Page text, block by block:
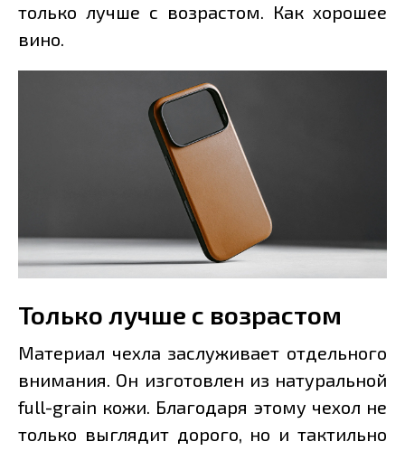
только лучше с возрастом. Как хорошее
вино.
Только лучше с возрастом
Материал чехла заслуживает отдельного
внимания. Он изготовлен из натуральной
full-grain кожи. Благодаря этому чехол не
только выглядит дорого, но и тактильно